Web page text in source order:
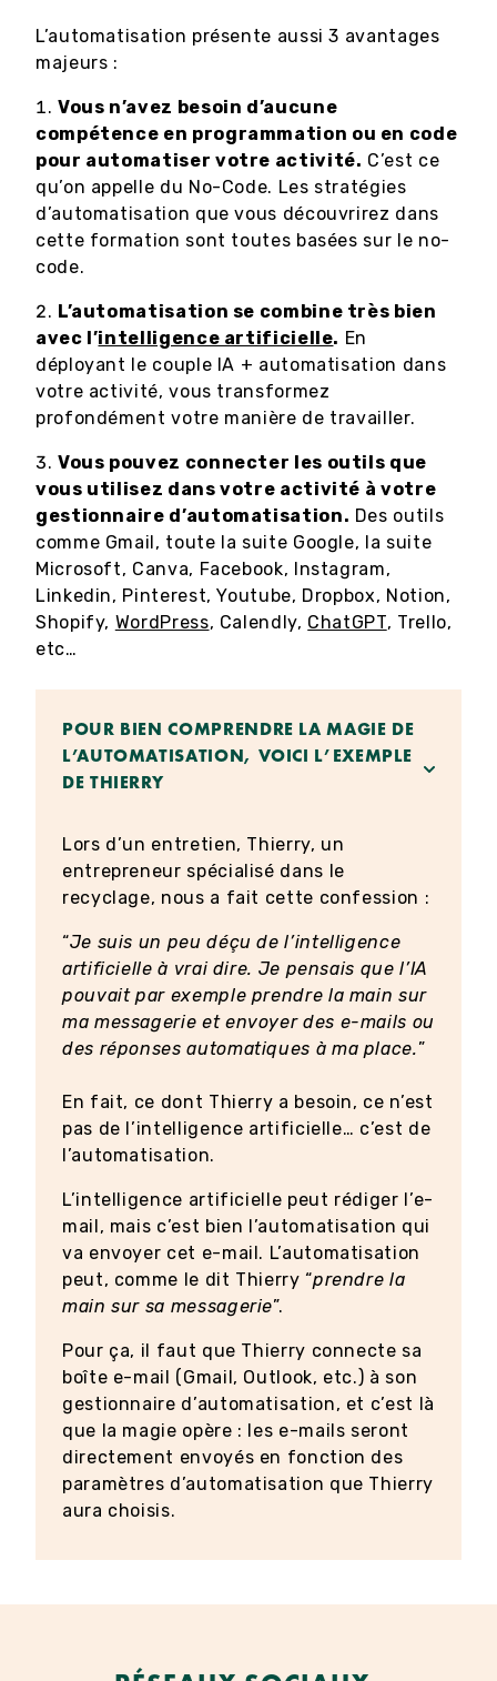
L’automatisation présente aussi 3 avantages
majeurs :
Vous n’avez besoin d’aucune
compétence en programmation ou en code
pour automatiser votre activité. C’est ce
qu’on appelle du No-Code. Les stratégies
d’automatisation que vous découvrirez dans
cette formation sont toutes basées sur le no-
code.
L’automatisation se combine très bien
avec l’intelligence artificielle. En
déployant le couple IA + automatisation dans
votre activité, vous transformez
profondément votre manière de travailler.
Vous pouvez connecter les outils que
vous utilisez dans votre activité à votre
gestionnaire d’automatisation. Des outils
comme Gmail, toute la suite Google, la suite
Microsoft, Canva, Facebook, Instagram,
Linkedin, Pinterest, Youtube, Dropbox, Notion,
Shopify, WordPress, Calendly, ChatGPT, Trello,
etc…
POUR BIEN COMPRENDRE LA MAGIE DE
L’AUTOMATISATION, VOICI L’EXEMPLE
DE THIERRY
Lors d’un entretien, Thierry, un
entrepreneur spécialisé dans le
recyclage, nous a fait cette confession :
“Je suis un peu déçu de l’intelligence
artificielle à vrai dire. Je pensais que l’IA
pouvait par exemple prendre la main sur
ma messagerie et envoyer des e-mails ou
des réponses automatiques à ma place.”
En fait, ce dont Thierry a besoin, ce n’est
pas de l’intelligence artificielle… c’est de
l’automatisation.
L’intelligence artificielle peut rédiger l’e-
mail, mais c’est bien l’automatisation qui
va envoyer cet e-mail. L’automatisation
peut, comme le dit Thierry “prendre la
main sur sa messagerie”.
Pour ça, il faut que Thierry connecte sa
boîte e-mail (Gmail, Outlook, etc.) à son
gestionnaire d’automatisation, et c’est là
que la magie opère : les e-mails seront
directement envoyés en fonction des
paramètres d’automatisation que Thierry
aura choisis.